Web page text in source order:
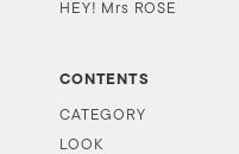
HEY! Mrs ROSE
CONTENTS
CATEGORY
LOOK